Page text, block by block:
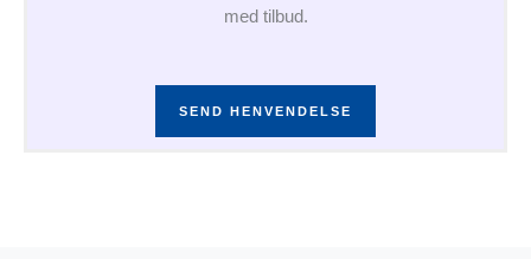
med tilbud.
SEND HENVENDELSE